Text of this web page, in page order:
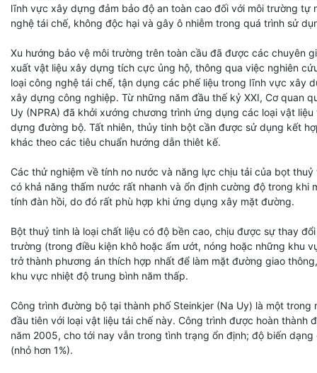
lĩnh vực xây dựng đảm bảo độ an toàn cao đối với môi trường tự
nghệ tái chế, không độc hại và gây ô nhiễm trong quá trình sử
Xu hướng bảo vệ môi trường trên toàn cầu đã được các chuyên
xuất vật liệu xây dựng tích cực ủng hộ, thông qua việc nghiên
loại công nghệ tái chế, tận dụng các phế liệu trong lĩnh vực xây
xây dựng công nghiệp. Từ những năm đầu thế kỷ XXI, Cơ quan
Uy (NPRA) đã khởi xướng chương trình ứng dụng các loại vật
dựng đường bộ. Tất nhiên, thủy tinh bột cần được sử dụng kết
khác theo các tiêu chuẩn hướng dẫn thiêt kế.
Các thử nghiệm về tính no nước và năng lực chịu tải của bọt
có khả năng thấm nước rất nhanh và ổn định cường độ trong khi
tính đàn hồi, do đó rất phù hợp khi ứng dụng xây mặt đường.
Bột thuỷ tinh là loại chất liệu có độ bền cao, chịu được sự thay
trường (trong điều kiện khô hoặc ẩm ướt, nóng hoặc những khu
trở thành phương án thích hợp nhất để làm mặt đường giao
khu vực nhiệt độ trung bình năm thấp.
Công trình đường bộ tại thành phố Steinkjer (Na Uy) là một trong
đầu tiên với loại vật liệu tái chế này. Công trình được hoàn thành
năm 2005, cho tới nay vẫn trong tình trạng ổn định; độ biến
(nhỏ hơn 1%).